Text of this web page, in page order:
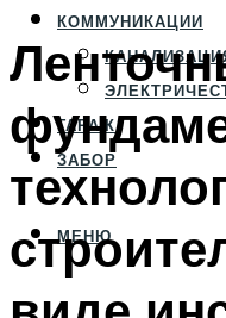
КОММУНИКАЦИИ
ГАРАЖ
ЗАБОР
МЕНЮ